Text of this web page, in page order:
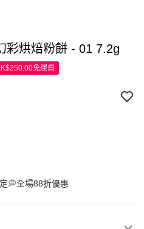
彩烘焙粉餅 - 01 7.2g
免運費
💭全場88折優惠